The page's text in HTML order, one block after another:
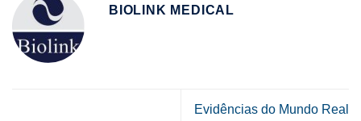
BIOLINK MEDICAL
Evidências do Mundo Real